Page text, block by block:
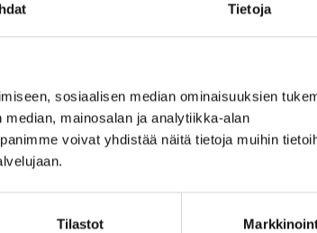
Tietoja
sosiaalisen median ominaisuuksien
mainosalan ja analytiikka-alan
voivat yhdistää näitä tietoja muihin
Tilastot
vaikuttaa hintaan merkittävästi. Korkealaatuinen
voivat nostaa kokonaishintaa. Lisäksi
Sen käyttöalueet voivat vaikuttaa hintaan, sillä
tietyt turvallisuusstandardit.